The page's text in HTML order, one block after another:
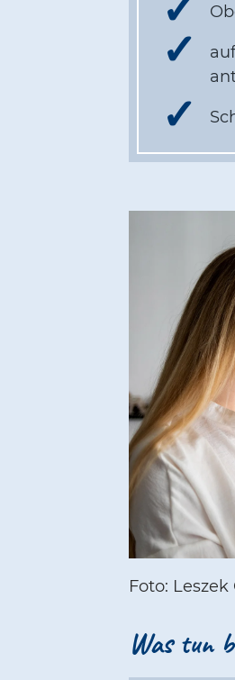
Foto:
Was tun